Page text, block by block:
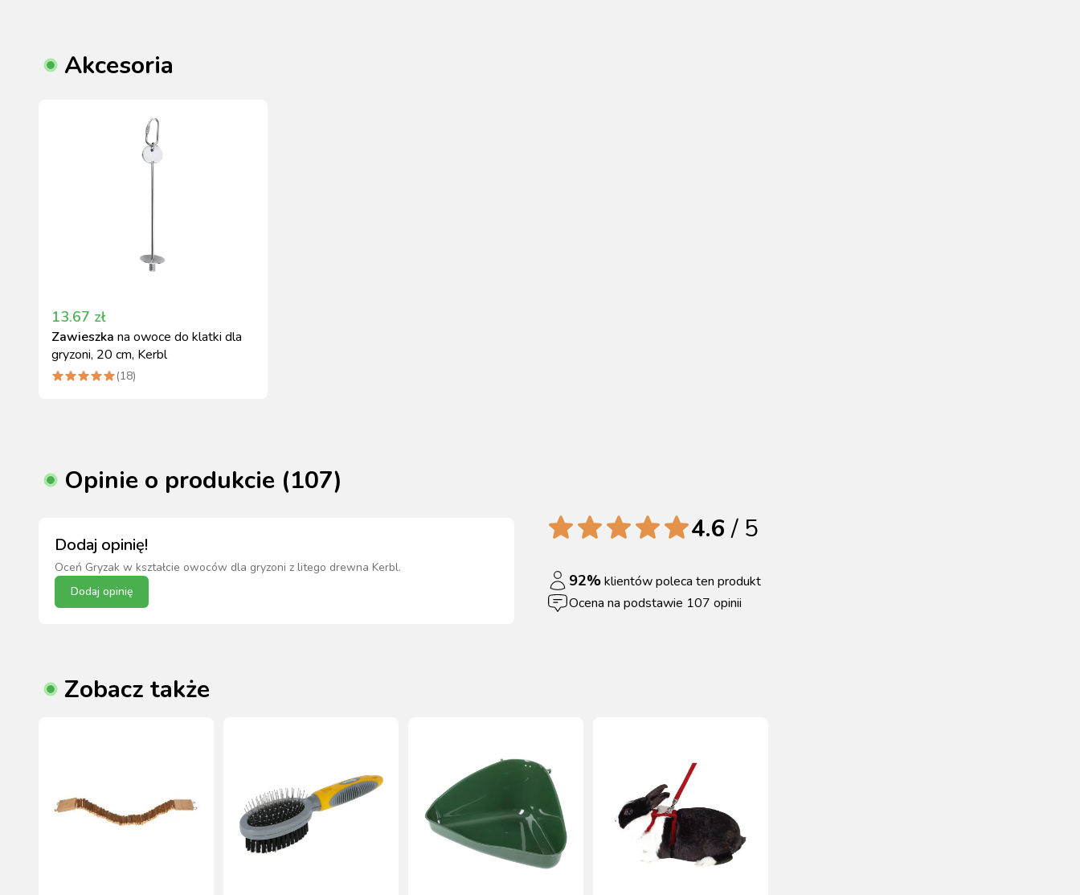
Akcesoria
13.67 zł
Zawieszka na owoce do klatki dla
gryzoni, 20 cm, Kerbl
(18)
Opinie o produkcie (107)
Dodaj opinię!
Oceń Gryzak w kształcie owoców dla gryzoni z litego drewna Kerbl.
Dodaj opinię
4.6/ 5
92%klientów poleca ten produkt
Ocena na podstawie 107 opinii
Zobacz także